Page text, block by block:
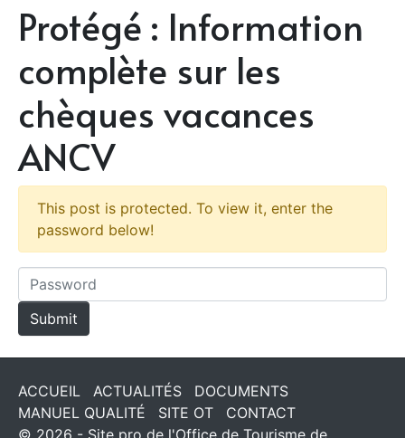
Protégé : Information
complète sur les
chèques vacances
ANCV
This post is protected. To view it, enter the
password below!
ACCUEIL ACTUALITÉS
DOCUMENTS
MANUEL QUALITÉ
SITE OT
CONTACT
© 2026 - Site pro de l'Office de Tourisme de